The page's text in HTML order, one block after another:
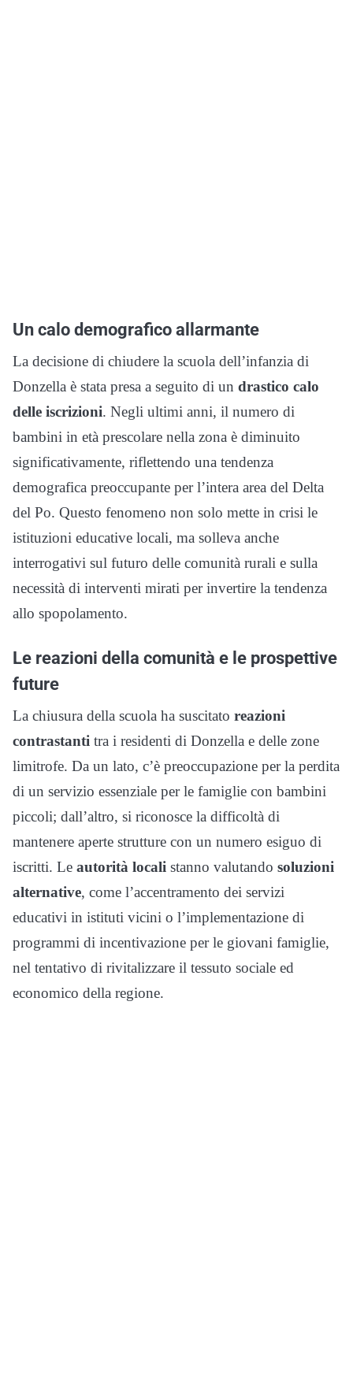
Un calo demografico allarmante
La decisione di chiudere la scuola dell’infanzia di
Donzella è stata presa a seguito di un drastico calo
delle iscrizioni. Negli ultimi anni, il numero di
bambini in età prescolare nella zona è diminuito
significativamente, riflettendo una tendenza
demografica preoccupante per l’intera area del Delta
del Po. Questo fenomeno non solo mette in crisi le
istituzioni educative locali, ma solleva anche
interrogativi sul futuro delle comunità rurali e sulla
necessità di interventi mirati per invertire la tendenza
allo spopolamento.
Le reazioni della comunità e le prospettive
future
La chiusura della scuola ha suscitato reazioni
contrastanti tra i residenti di Donzella e delle zone
limitrofe. Da un lato, c’è preoccupazione per la perdita
di un servizio essenziale per le famiglie con bambini
piccoli; dall’altro, si riconosce la difficoltà di
mantenere aperte strutture con un numero esiguo di
iscritti. Le autorità locali stanno valutando soluzioni
alternative, come l’accentramento dei servizi
educativi in istituti vicini o l’implementazione di
programmi di incentivazione per le giovani famiglie,
nel tentativo di rivitalizzare il tessuto sociale ed
economico della regione.